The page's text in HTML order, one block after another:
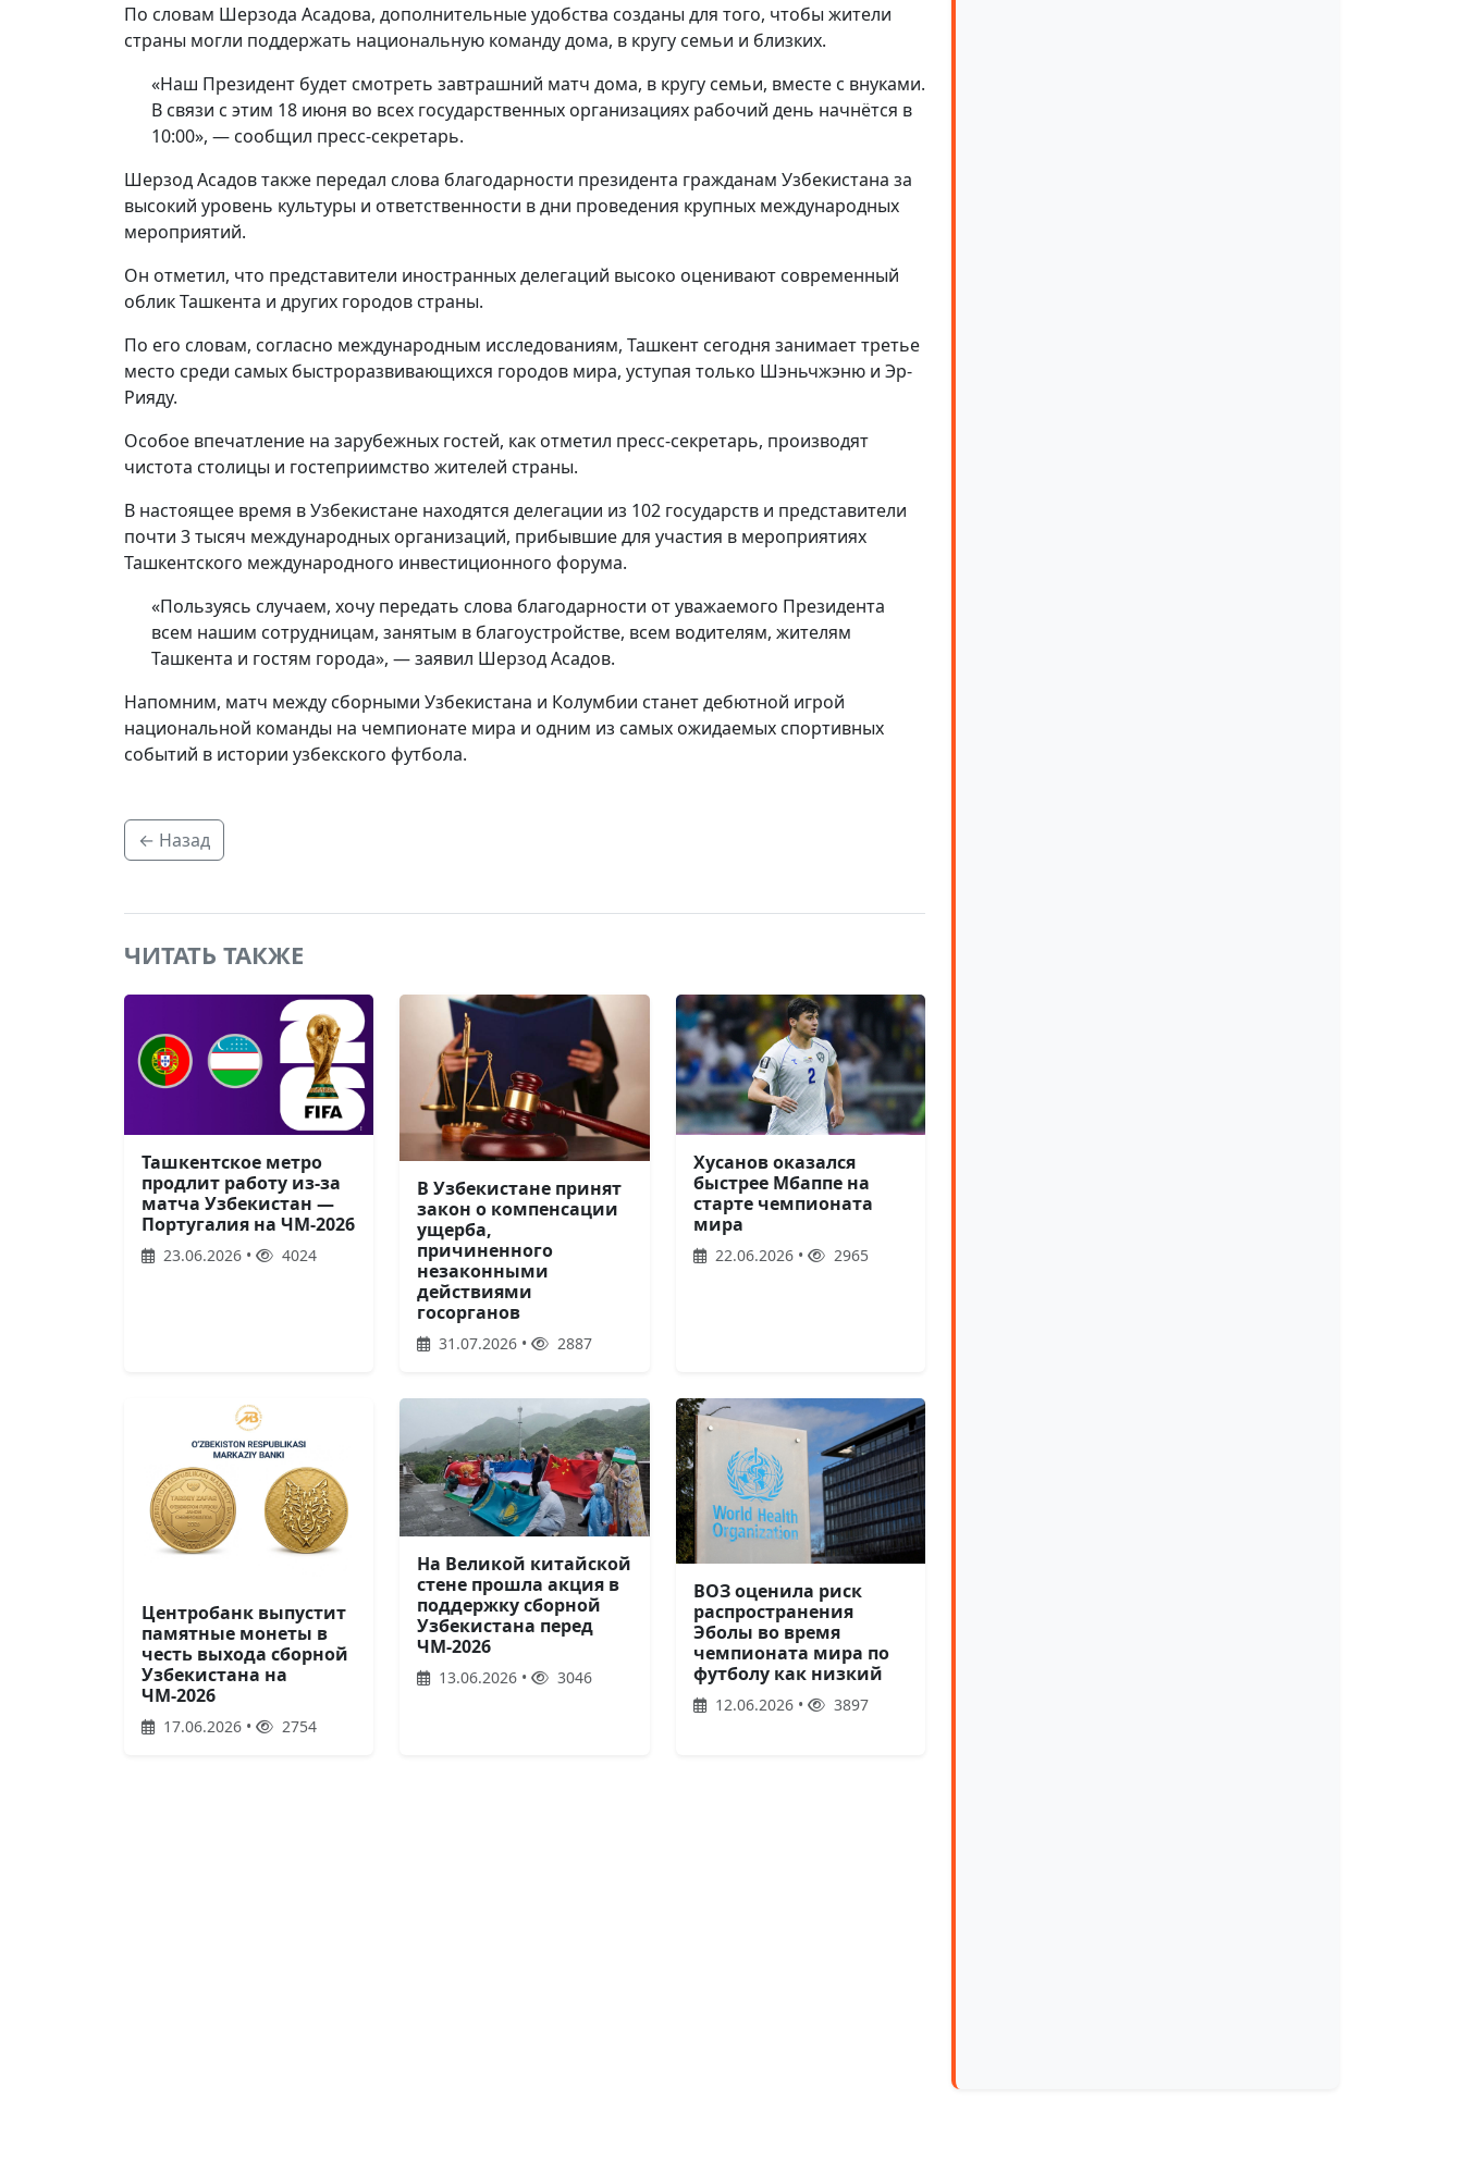
По словам Шерзода Асадова, дополнительные удобства созданы для того, чтобы жители
страны могли поддержать национальную команду дома, в кругу семьи и близких.
«Наш Президент будет смотреть завтрашний матч дома, в кругу семьи, вместе с внуками.
В связи с этим 18 июня во всех государственных организациях рабочий день начнётся в
10:00», — сообщил пресс-секретарь.
Шерзод Асадов также передал слова благодарности президента гражданам Узбекистана за
высокий уровень культуры и ответственности в дни проведения крупных международных
мероприятий.
Он отметил, что представители иностранных делегаций высоко оценивают современный
облик Ташкента и других городов страны.
По его словам, согласно международным исследованиям, Ташкент сегодня занимает третье
место среди самых быстроразвивающихся городов мира, уступая только Шэньчжэню и Эр-
Рияду.
Особое впечатление на зарубежных гостей, как отметил пресс-секретарь, производят
чистота столицы и гостеприимство жителей страны.
В настоящее время в Узбекистане находятся делегации из 102 государств и представители
почти 3 тысяч международных организаций, прибывшие для участия в мероприятиях
Ташкентского международного инвестиционного форума.
«Пользуясь случаем, хочу передать слова благодарности от уважаемого Президента
всем нашим сотрудницам, занятым в благоустройстве, всем водителям, жителям
Ташкента и гостям города», — заявил Шерзод Асадов.
Напомним, матч между сборными Узбекистана и Колумбии станет дебютной игрой
национальной команды на чемпионате мира и одним из самых ожидаемых спортивных
событий в истории узбекского футбола.
← Назад
ЧИТАТЬ ТАКЖЕ
Ташкентское метро
продлит работу из-за
матча Узбекистан —
Португалия на ЧМ-2026
23.06.2026 • 4024
В Узбекистане принят
закон о компенсации
ущерба,
причиненного
незаконными
действиями
госорганов
31.07.2026 • 2887
Хусанов оказался
быстрее Мбаппе на
старте чемпионата
мира
22.06.2026 • 2965
Центробанк выпустит
памятные монеты в
честь выхода сборной
Узбекистана на
ЧМ-2026
17.06.2026 • 2754
На Великой китайской
стене прошла акция в
поддержку сборной
Узбекистана перед
ЧМ-2026
13.06.2026 • 3046
ВОЗ оценила риск
распространения
Эболы во время
чемпионата мира по
футболу как низкий
12.06.2026 • 3897